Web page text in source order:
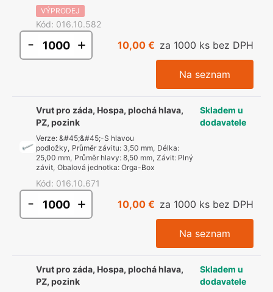
VÝPRODEJ
Kód: 016.10.582
- + 10,00 € za 1000 ks bez DPH
Na seznam
Vrut pro záda, Hospa, plochá hlava,
PZ, pozink
Verze:&#45;&#45;-S hlavou
podložky, Průměr závitu: 3,50 mm, Délka:
25,00 mm, Průměr hlavy:8,50 mm, Závit: Plný
závit, Obalová jednotka:Orga-Box
Kód: 016.10.671
Skladem u
dodavatele
- + 10,00 € za 1000 ks bez DPH
Na seznam
Vrut pro záda, Hospa, plochá hlava,
PZ, pozink
Skladem u
dodavatele